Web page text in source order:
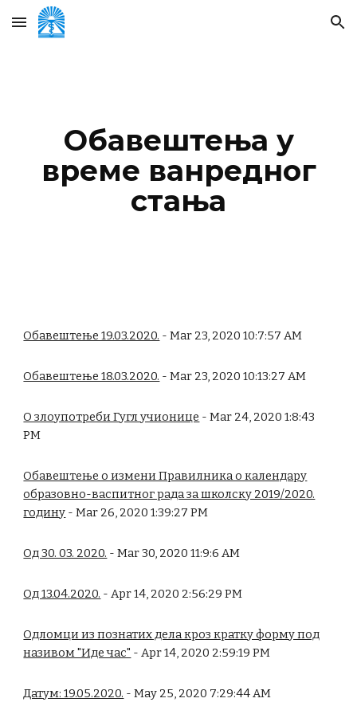
Skip to main content Skip to navigation
Обавештења у
време ванредног
стања
Обавештење 19.03.2020. - Mar 23, 2020 10:7:57 AM
Обавештење 18.03.2020. - Mar 23, 2020 10:13:27 AM
О злоупотреби Гугл учионице - Mar 24, 2020 1:8:43
PM
Обавештење о измени Правилника о календару
образовно-васпитног рада за школску 2019/2020.
годину - Mar 26, 2020 1:39:27 PM
Од 30. 03. 2020. - Mar 30, 2020 11:9:6 AM
Од 13.04.2020. - Apr 14, 2020 2:56:29 PM
Одломци из познатих дела кроз кратку форму под
називом "Иде час" - Apr 14, 2020 2:59:19 PM
Датум: 19.05.2020. - May 25, 2020 7:29:44 AM